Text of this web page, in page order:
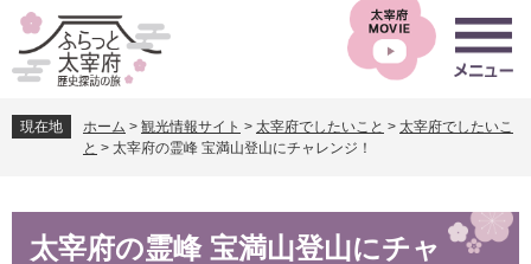
先
頭
。
を
飛
て
現在地 ホーム > 観光情報サイト > 太宰府でしたいこと > 太宰府でしたいこ
と > 太宰府の霊峰 宝満山登山にチャレンジ！
太宰府の霊峰 宝満山登山にチャ